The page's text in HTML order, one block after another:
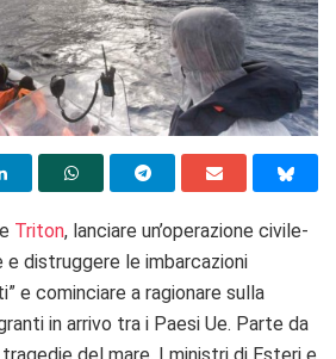
Triton, lanciare un’operazione civile-
distruggere le imbarcazioni
e cominciare a ragionare sulla
in arrivo tra i Paesi Ue. Parte da